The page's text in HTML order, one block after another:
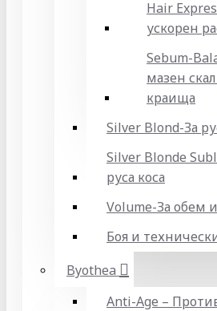
Hair
ускорен
Sebum-
мазен
краища
Silver Blond-За
Silver Blonde
руса коса
Volume-За обем
Боя и
Byothea
Anti-Age –